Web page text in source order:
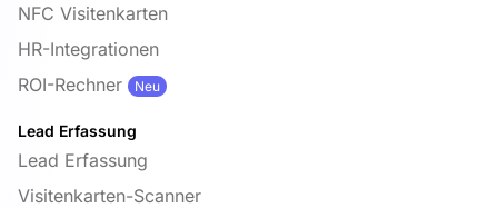
NFC Visitenkarten
HR-Integrationen
ROI-Rechner
Neu
Lead Erfassung
Lead Erfassung
Visitenkarten-Scanner